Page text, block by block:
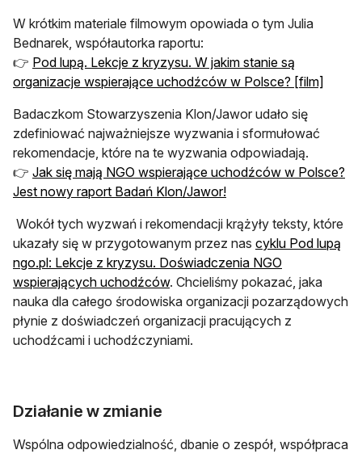
W krótkim materiale filmowym opowiada o tym Julia
Bednarek, współautorka raportu:
👉 Pod lupą. Lekcje z kryzysu. W jakim stanie są
organizacje wspierające uchodźców w Polsce? [film]
Badaczkom Stowarzyszenia Klon/Jawor udało się
zdefiniować najważniejsze wyzwania i sformułować
rekomendacje, które na te wyzwania odpowiadają.
👉 Jak się mają NGO wspierające uchodźców w Polsce?
Jest nowy raport Badań Klon/Jawor!
Wokół tych wyzwań i rekomendacji krążyły teksty, które
ukazały się w przygotowanym przez nas cyklu Pod lupą
ngo.pl: Lekcje z kryzysu. Doświadczenia NGO
wspierających uchodźców. Chcieliśmy pokazać, jaka
nauka dla całego środowiska organizacji pozarządowych
płynie z doświadczeń organizacji pracujących z
uchodźcami i uchodźczyniami.
Działanie w zmianie
Wspólna odpowiedzialność, dbanie o zespół, współpraca